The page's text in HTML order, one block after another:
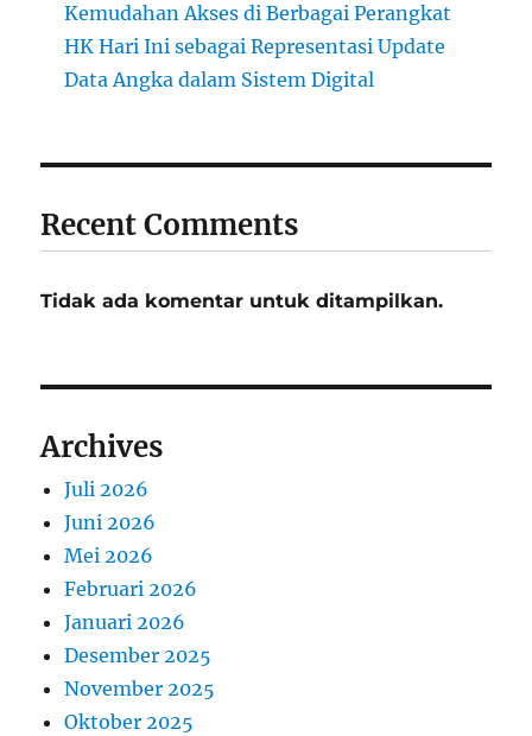
Kemudahan Akses di Berbagai Perangkat
HK Hari Ini sebagai Representasi Update
Data Angka dalam Sistem Digital
Recent Comments
Tidak ada komentar untuk ditampilkan.
Archives
Juli 2026
Juni 2026
Mei 2026
Februari 2026
Januari 2026
Desember 2025
November 2025
Oktober 2025